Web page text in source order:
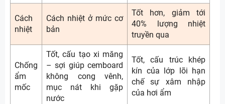
Cách
nhiệt
Cách nhiệt ở mức cơ
bản
Tốt hơn, giảm tới
40% lượng nhiệt
truyền qua
Chống
ẩm
mốc
Tốt, cấu tạo xi măng
– sợi giúp cemboard
không cong vênh,
mục nát khi gặp
nước
Tốt, cấu trúc khép
kín của lớp lõi hạn
chế sự xâm nhập
của hơi ẩm